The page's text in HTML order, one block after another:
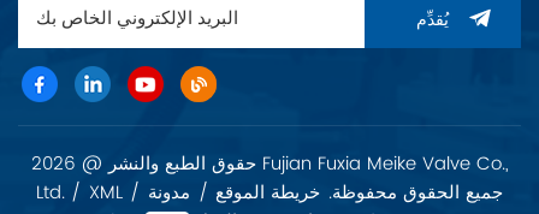
يُقدِّم
حقوق الطبع والنشر @ 2026 Fujian Fuxia Meike Valve Co.,
Ltd. جميع الحقوق محفوظة. خريطة الموقع / مدونة /
XML
/